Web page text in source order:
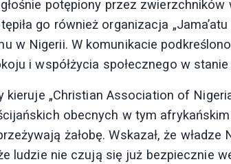
potępiony przez
go również organizacja
w Nigerii. W komunikacie
i współżycia społecznego w stanie
kieruje „Christian Association of
obecnych w tym
żałobę. Wskazał, że
ludzie nie czują się już bezpiecznie